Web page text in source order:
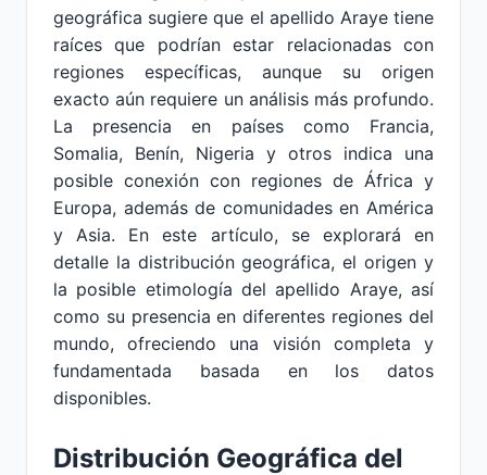
geográfica sugiere que el apellido Araye tiene
raíces que podrían estar relacionadas con
regiones específicas, aunque su origen
exacto aún requiere un análisis más profundo.
La presencia en países como Francia,
Somalia, Benín, Nigeria y otros indica una
posible conexión con regiones de África y
Europa, además de comunidades en América
y Asia. En este artículo, se explorará en
detalle la distribución geográfica, el origen y
la posible etimología del apellido Araye, así
como su presencia en diferentes regiones del
mundo, ofreciendo una visión completa y
fundamentada basada en los datos
disponibles.
Distribución Geográfica del